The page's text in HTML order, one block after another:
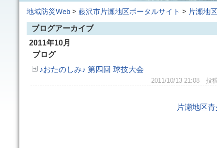
地域防災Web > 藤沢市片瀬地区ポータルサイト > 片瀬地
ブログアーカイブ
2011年10月
ブログ
♪おたのしみ♪ 第四回 球技大会
2011/10/13 21:08 投
片瀬地区